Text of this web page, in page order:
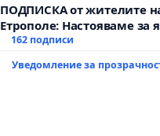
ПОДПИСКА от жителите
Етрополе: Настояваме за
гаранции от “Елаците-
всички екологични
162 подписи
Уведомление за